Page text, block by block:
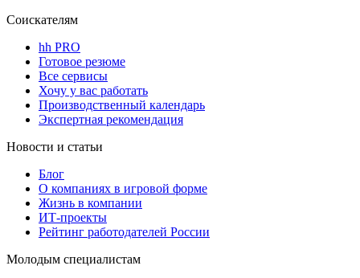
Соискателям
hh PRO
Готовое резюме
Все сервисы
Хочу у вас работать
Производственный календарь
Экспертная рекомендация
Новости и статьи
Блог
О компаниях в игровой форме
Жизнь в компании
ИТ-проекты
Рейтинг работодателей России
Молодым специалистам